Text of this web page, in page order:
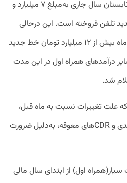
شرکت همراه اول در ماه اول تابستان سال جاری به‌مبلغ ۷ میلیارد و
تلفن فروخته است. این درحالی
است که این شرکت در خردادماه بیش از ۱۲ میلیارد تومان خط جدید
درآمدهای همراه اول در این مدت
علت تغییرات نسبت به ماه قبل،
اعمال تعدیلات، تغییر طبقه‌بندی و CDRهای معوقه، به‌دلیل ضرورت
اول) از ابتدای سال مالی